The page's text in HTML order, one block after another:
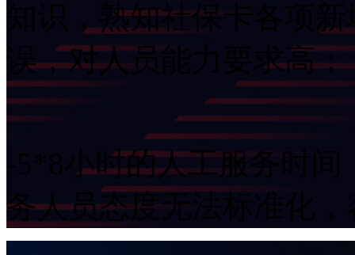
知识，熟知社保卡各项
误，对人员能力要求高；
-5*8小时的人工服务时间
务人员态度无法标准化